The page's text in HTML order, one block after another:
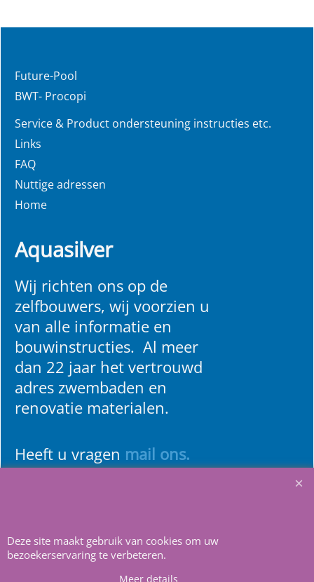
Future-Pool
BWT- Procopi
Service & Product ondersteuning instructies etc.
Links
FAQ
Nuttige adressen
Home
Aquasilver
Wij richten ons op de
zelfbouwers, wij voorzien u
van alle informatie en
bouwinstructies. Al meer
dan 22 jaar het vertrouwd
adres zwembaden en
renovatie materialen.
Heeft u vragen mail ons.
software.
Deze site maakt gebruik van cookies om uw
bezoekerservaring te verbeteren.
Meer details